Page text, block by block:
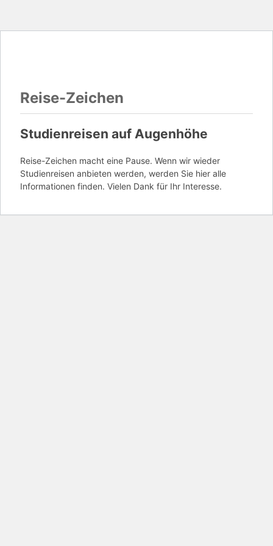
Reise-Zeichen
Studienreisen auf Augenhöhe
Reise-Zeichen macht eine Pause. Wenn wir wieder
Studienreisen anbieten werden, werden Sie hier alle
Informationen finden. Vielen Dank für Ihr Interesse.